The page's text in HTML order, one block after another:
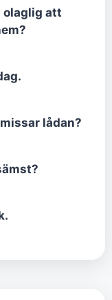
olaglig att
lådan?